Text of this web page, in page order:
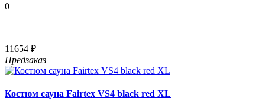
0
11654 ₽
Предзаказ
Костюм сауна Fairtex VS4 black red XL